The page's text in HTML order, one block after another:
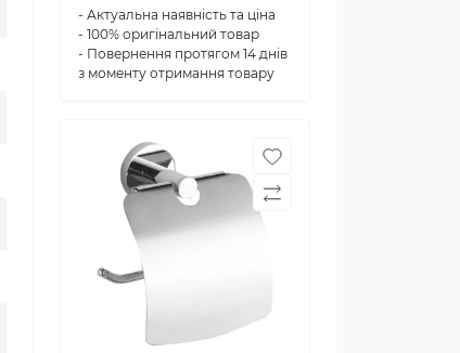
- Актуальна наявність та ціна
- 100% оригінальний товар
- Повернення протягом 14 днів
з моменту отримання товару